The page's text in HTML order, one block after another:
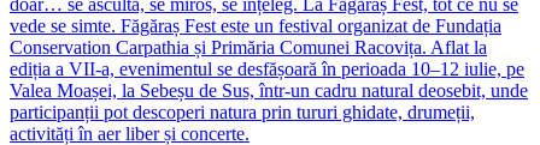
vede se simte. Făgăraș Fest este un festival organizat de Fundația
Conservation Carpathia și Primăria Comunei Racovița. Aflat la
ediția a VII-a, evenimentul se desfășoară în perioada 10–12 iulie, pe
Valea Moașei, la Sebeșu de Sus, într-un cadru natural deosebit, unde
participanții pot descoperi natura prin tururi ghidate, drumeții,
activități în aer liber și concerte.